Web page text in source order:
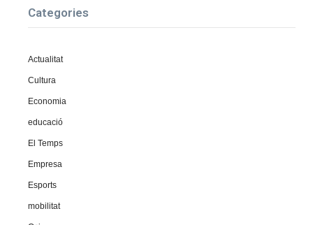
Categories
Actualitat
Cultura
Economia
educació
El Temps
Empresa
Esports
mobilitat